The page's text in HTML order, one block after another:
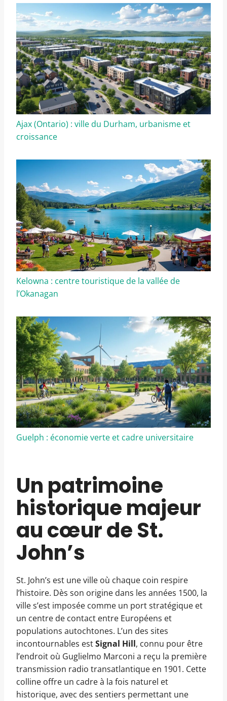
Ajax (Ontario) : ville du Durham, urbanisme et
croissance
Kelowna : centre touristique de la vallée de
l’Okanagan
Guelph : économie verte et cadre universitaire
Un patrimoine
historique majeur
au cœur de St.
John’s
St. John’s est une ville où chaque coin respire
l’histoire. Dès son origine dans les années 1500, la
ville s’est imposée comme un port stratégique et
un centre de contact entre Européens et
populations autochtones. L’un des sites
incontournables estSignal Hill, connu pour être
l’endroit où Guglielmo Marconi a reçu la première
transmission radio transatlantique en 1901. Cette
colline offre un cadre à la fois naturel et
historique, avec des sentiers permettant une